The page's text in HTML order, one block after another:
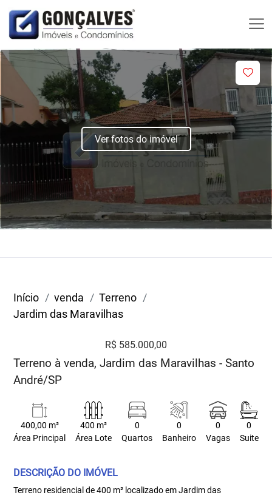
Ver fotos do imóvel
Início venda
Terreno
Jardim das Maravilhas
R$ 585.000,00
Terreno à venda, Jardim das Maravilhas - Santo
André/SP
400,00 m²
Área Principal
400 m²
Área Lote
0
Quartos
0
Banheiro
0
Vagas
0
Suite
DESCRIÇÃO DO IMÓVEL
Terreno residencial de 400 m² localizado em Jardim das